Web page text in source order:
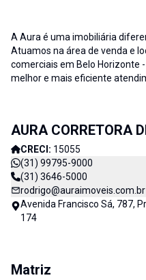
A Aura é uma imobiliária
Atuamos na área de venda e locação de imóveis residenciais e
comerciais em Belo Horizonte - MG. Procuramos
melhor e mais eficiente
Imóveis e consequentemente de
AURA CORRETORA
CRECI: 15055
(31) 99795-9000
(31) 3646-5000
rodrigo@auraimoveis.com.br
Avenida Francisco Sá, 787,
174
Matriz